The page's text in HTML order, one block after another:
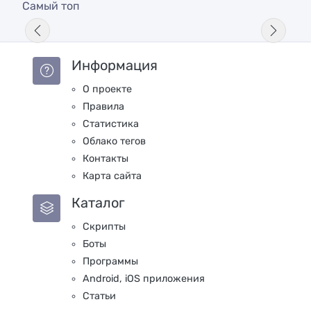
Самый топ
Информация
О проекте
Правила
Статистика
Облако тегов
Контакты
Карта сайта
Каталог
Скрипты
Боты
Программы
Android, iOS приложения
Статьи